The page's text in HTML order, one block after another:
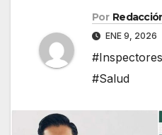
Por
ENE 9, 2026
#Inspectores
#Salud